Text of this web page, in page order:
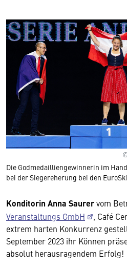
Die Godmedailliengewinnerin im
bei der Siegereherung bei den
Konditorin Anna Saurervom
Veranstaltungs GmbH
, Café
extrem harten Konkurrenz
September 2023 ihr Können
absolut herausragendem Erfolg!